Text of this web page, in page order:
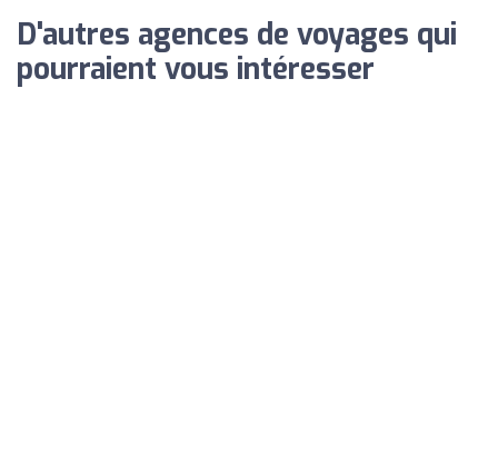
D'autres agences de voyages qui
pourraient vous intéresser